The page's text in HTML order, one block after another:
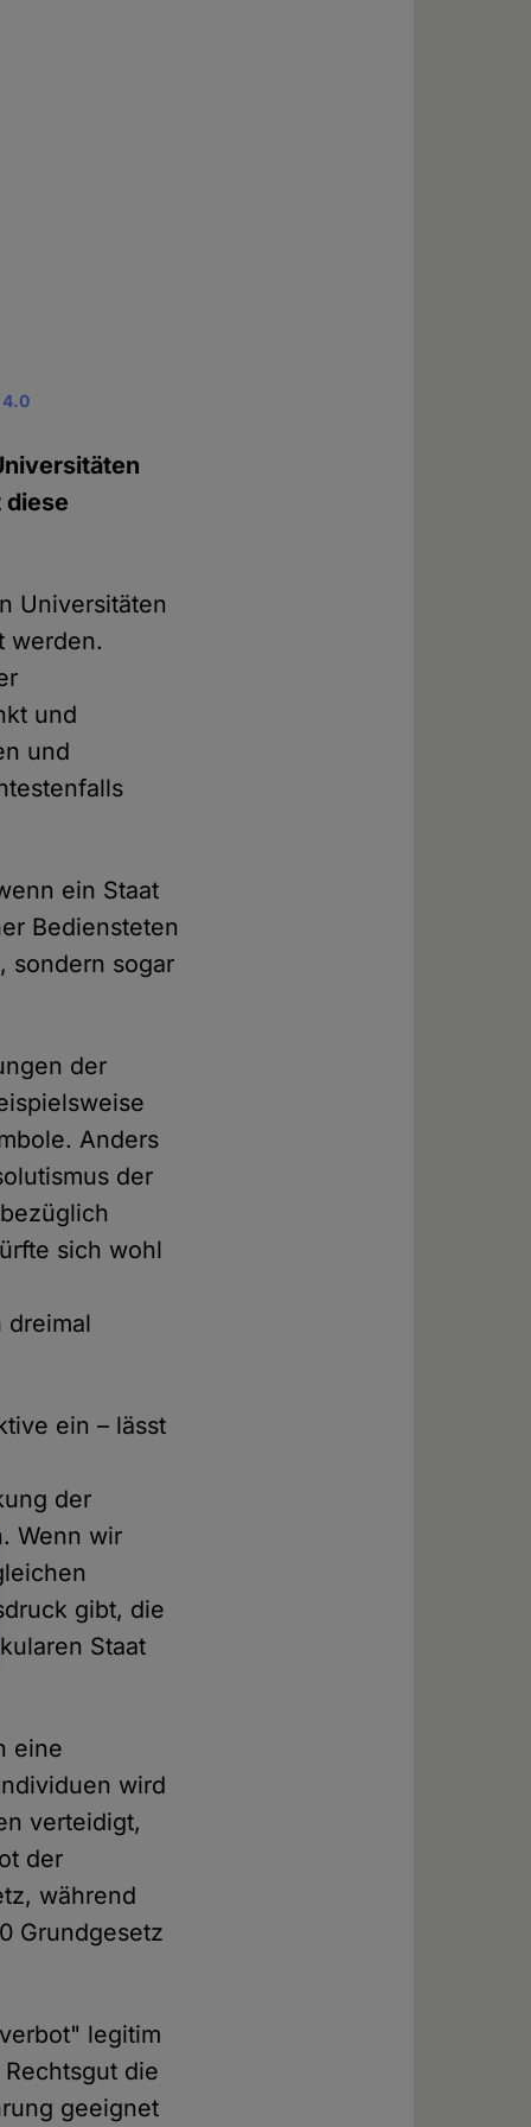
4.0
Universitäten
werden.
und
und
ein Staat
Bediensteten
sondern sogar
der
Anders
der
sich wohl
ein – lässt
der
Wenn wir
gibt, die
Staat
eine
wird
verteidigt,
der
während
Grundgesetz
legitim
die
geeignet